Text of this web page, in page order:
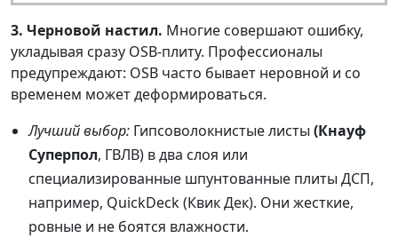
3. Черновой настил. Многие совершают ошибку,
укладывая сразу OSB-плиту. Профессионалы
предупреждают: OSB часто бывает неровной и со
временем может деформироваться.
Лучший выбор: Гипсоволокнистые листы (Кнауф
Суперпол, ГВЛВ) в два слоя или
специализированные шпунтованные плиты ДСП,
например, QuickDeck (Квик Дек). Они жесткие,
ровные и не боятся влажности.